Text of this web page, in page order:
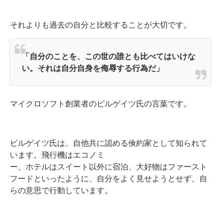
それよりも過去の自分と比較することが大切です。
「自分のことを、この世の誰とも比べてはいけな
い。それは自分自身を侮辱する行為だ」
マイクロソフト創業者のビルゲイツ氏の言葉です。
ビルゲイツ氏は、自他共に認める倹約家として知られて
います。飛行機はエコノミ
ー、ホテルはスイート以外に宿泊、大好物はファースト
フードといったように、自分をよく見せようとせず、自
らの意思で行動しています。